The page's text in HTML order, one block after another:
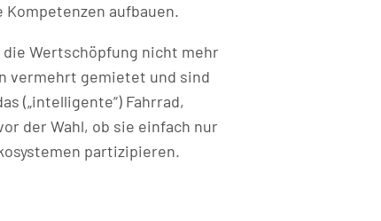
aufbauen.
Wertschöpfung nicht mehr
vermehrt gemietet und sind
(„intelligente“) Fahrrad,
der Wahl, ob sie einfach nur
partizipieren.